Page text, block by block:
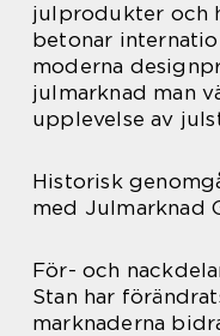
julprodukter och
betonar
moderna
julmarknad man
upplevelse av
Historisk
med Julmarknad
För- och
Stan har
marknaderna